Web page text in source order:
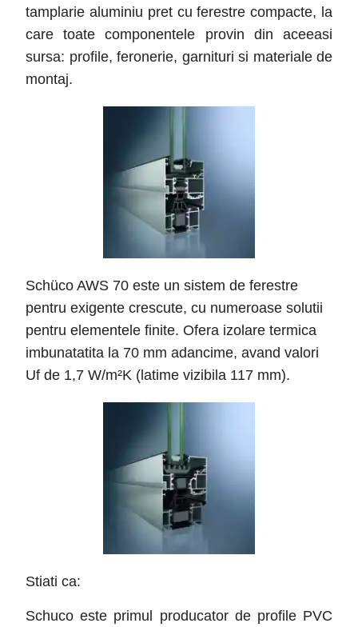
tamplarie aluminiu pret cu ferestre compacte, la
care toate componentele provin din aceeasi
sursa: profile, feronerie, garnituri si materiale de
montaj.
Schüco AWS 70 este un sistem de ferestre
pentru exigente crescute, cu numeroase solutii
pentru elementele finite. Ofera izolare termica
imbunatatita la 70 mm adancime, avand valori
Uf de 1,7 W/m²K (latime vizibila 117 mm).
Stiati ca:
Schuco este primul producator de profile PVC